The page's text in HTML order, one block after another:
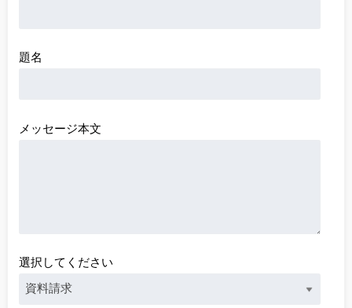
題名
メッセージ本文
選択してください